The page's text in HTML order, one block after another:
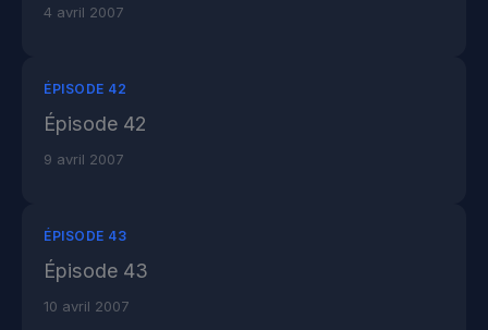
4 avril 2007
ÉPISODE 42
Épisode 42
9 avril 2007
ÉPISODE 43
Épisode 43
10 avril 2007